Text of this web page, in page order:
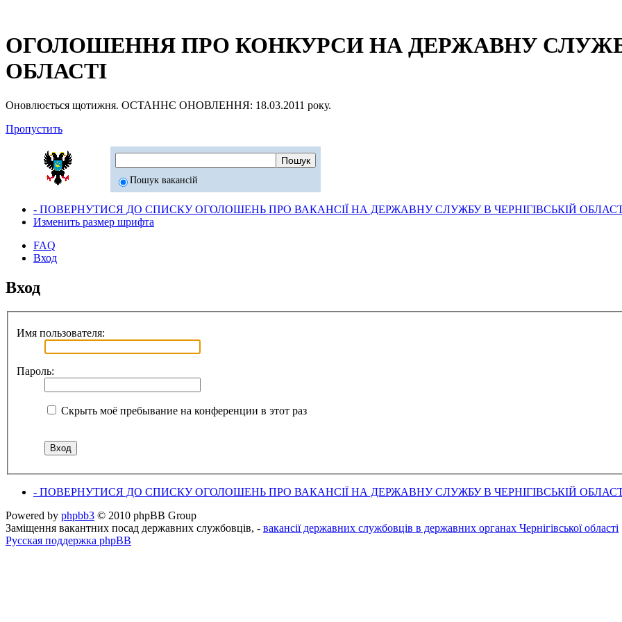
ОГОЛОШЕННЯ ПРО КОНКУРСИ НА ДЕРЖАВНУ
ОБЛАСТІ
Оновлюється щотижня. ОСТАННЄ ОНОВЛЕННЯ: 18.03.2011 року.
Пропустить
Пошук вакансій
- ПОВЕРНУТИСЯ ДО СПИСКУ ОГОЛОШЕНЬ ПРО ВАКАНСІЇ НА ДЕРЖАВНУ СЛУЖБУ В ЧЕРНІГІВСЬКІЙ
Изменить размер шрифта
FAQ
Вход
Вход
Имя пользователя:
Пароль:
Скрыть моё пребывание на конференции в этот раз
- ПОВЕРНУТИСЯ ДО СПИСКУ ОГОЛОШЕНЬ ПРО ВАКАНСІЇ НА ДЕРЖАВНУ СЛУЖБУ В ЧЕРНІГІВСЬКІЙ
Powered by phpbb3 © 2010 phpBB Group
Заміщення вакантних посад державних службовців, - вакансії державних службовців в державних органах Чернігівської області
Русская поддержка phpBB